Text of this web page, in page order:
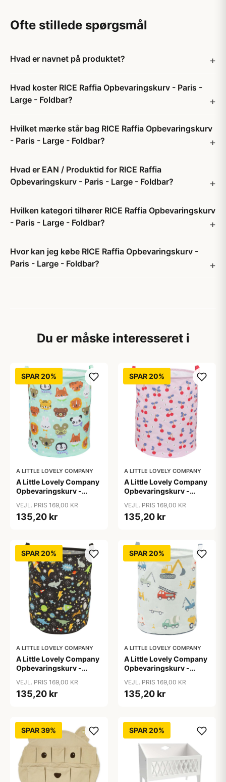
Ofte stillede spørgsmål
Hvad er navnet på produktet?
Hvad koster RICE Raffia Opbevaringskurv - Paris -
Large - Foldbar?
Hvilket mærke står bag RICE Raffia Opbevaringskurv
- Paris - Large - Foldbar?
Hvad er EAN / Produktid for RICE Raffia
Opbevaringskurv - Paris - Large - Foldbar?
Hvilken kategori tilhører RICE Raffia Opbevaringskurv
- Paris - Large - Foldbar?
Hvor kan jeg købe RICE Raffia Opbevaringskurv -
Paris - Large - Foldbar?
Du er måske interesseret i
SPAR 20%
A LITTLE LOVELY COMPANY
A Little Lovely Company
Opbevaringskurv -
VEJL. PRIS 169,00 KR
135,20 kr
SPAR 20%
A LITTLE LOVELY COMPANY
A Little Lovely Company
Opbevaringskurv -
VEJL. PRIS 169,00 KR
135,20 kr
SPAR 20%
A LITTLE LOVELY COMPANY
A Little Lovely Company
Opbevaringskurv -
VEJL. PRIS 169,00 KR
135,20 kr
SPAR 20%
A LITTLE LOVELY COMPANY
A Little Lovely Company
Opbevaringskurv -
VEJL. PRIS 169,00 KR
135,20 kr
SPAR 39% SPAR 20%